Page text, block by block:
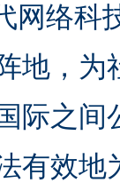
网络科
地，
际之
有效地